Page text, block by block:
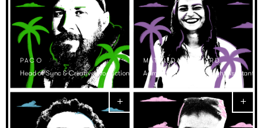
PACO
Head of Sync & Creative Production
MATHILDA BESNARD
Administrative & Copyright Assistant